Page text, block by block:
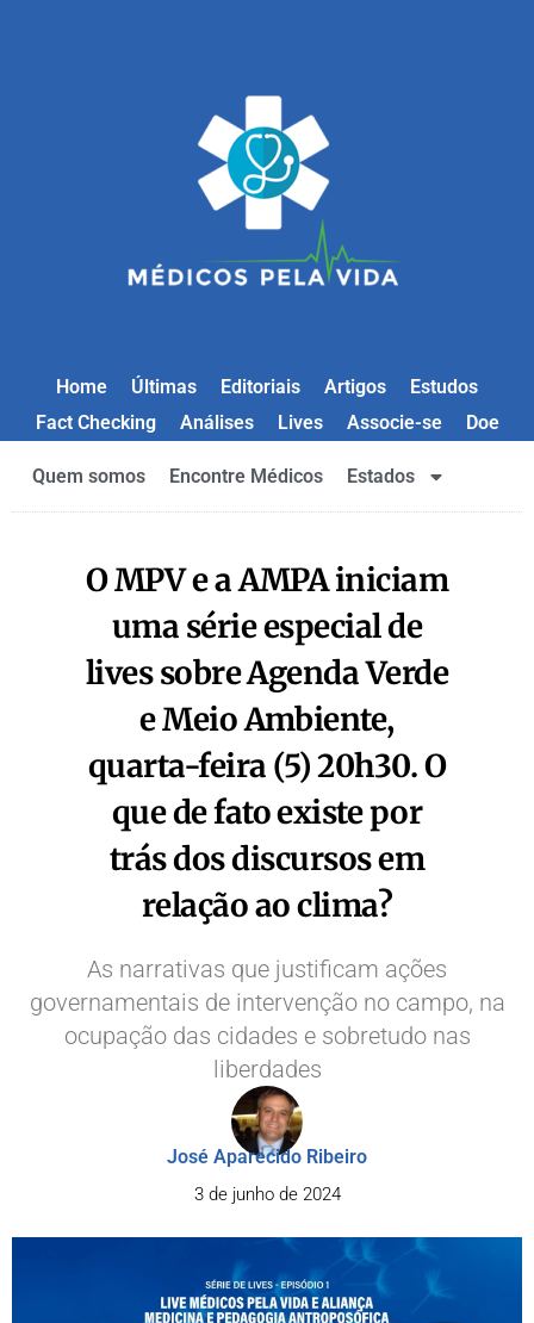
Home Últimas Editoriais Artigos
Estudos
Fact Checking
Análises Lives Associe-se Doe
Quem somos Encontre Médicos Estados
O MPV e a AMPA iniciam
uma série especial de
lives sobre Agenda Verde
e Meio Ambiente,
quarta-feira (5) 20h30. O
que de fato existe por
trás dos discursos em
relação ao clima?
As narrativas que justificam ações
governamentais de intervenção no campo, na
ocupação das cidades e sobretudo nas
liberdades
José Aparecido Ribeiro
3 de junho de 2024